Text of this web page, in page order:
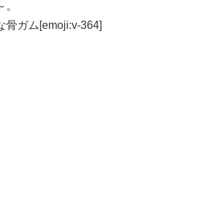
骨ガム[emoji:v-364]